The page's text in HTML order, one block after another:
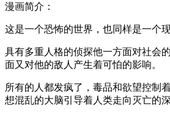
漫画简介：
这是一个恐怖的世界，也同样是一个
具有多重人格的侦探他一方面对社会
面又对他的敌人产生着可怕的影响。
所有的人都发疯了，毒品和欲望控制
想混乱的大脑引导着人类走向灭亡的深